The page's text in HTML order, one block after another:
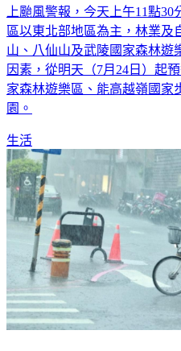
上颱風警報，今天上午11點
區以東北部地區為主，林業及
山、八仙山及武陵國家森林遊
因素，從明天（7月24日）起
家森林遊樂區、能高越嶺國家
園。
生活